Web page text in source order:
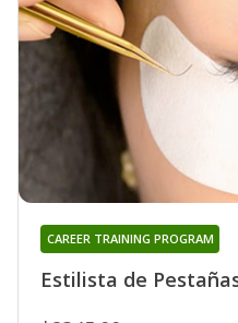
Estilista de
CAREER TRAINING PROGRAM